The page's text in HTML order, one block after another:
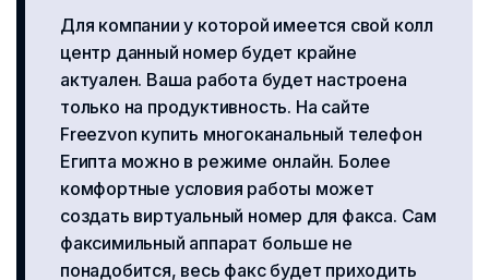
Для компании у которой имеется свой колл
центр данный номер будет крайне
актуален. Ваша работа будет настроена
только на продуктивность. На сайте
Freezvon купить многоканальный телефон
Египта можно в режиме онлайн. Более
комфортные условия работы может
создать виртуальный номер для факса. Сам
факсимильный аппарат больше не
понадобится, весь факс будет приходить